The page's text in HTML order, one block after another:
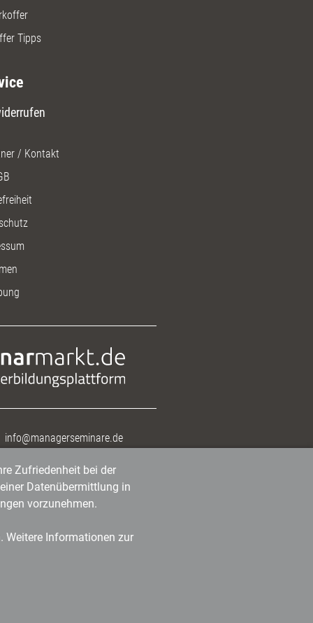
Tipps
/ Kontakt
info@managerseminare.de
Zufriedenheit bei der
Datenübermittlung in
vorzunehmen.
Weitere Informationen zur